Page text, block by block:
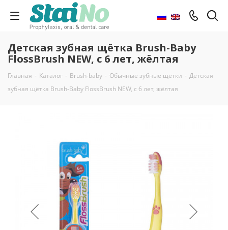
Детская зубная щётка Brush-Baby
FlossBrush NEW, с 6 лет, жёлтая
Главная - Каталог - Brush-baby - Обычные зубные щётки - Детская
зубная щётка Brush-Baby FlossBrush NEW, с 6 лет, жёлтая